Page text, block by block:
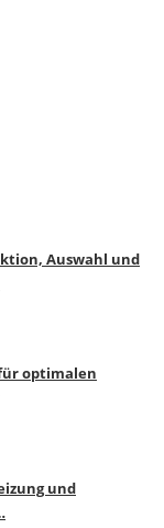
Auswahl und
optimalen
und